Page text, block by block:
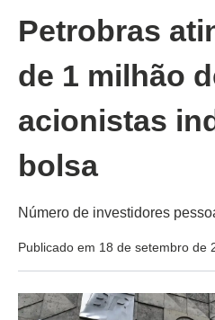
Petrobras
de 1 milhão
acionistas
bolsa
Número de investidores
Publicado em 18 de setembro de